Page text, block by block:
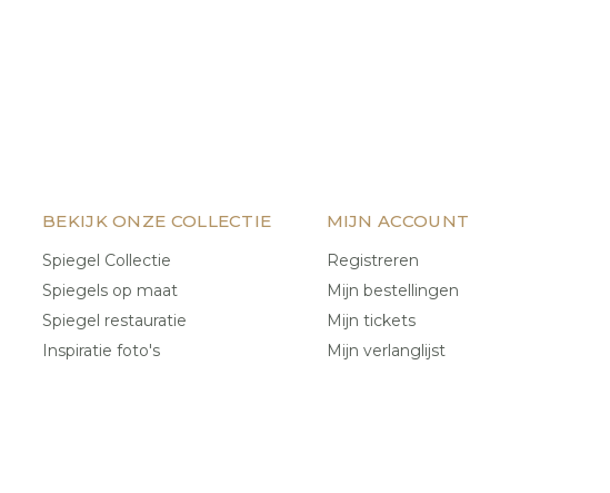
BEKIJK ONZE COLLECTIE
Spiegel Collectie
Spiegels op maat
Spiegel restauratie
Inspiratie foto's
MIJN ACCOUNT
Registreren
Mijn bestellingen
Mijn tickets
Mijn verlanglijst